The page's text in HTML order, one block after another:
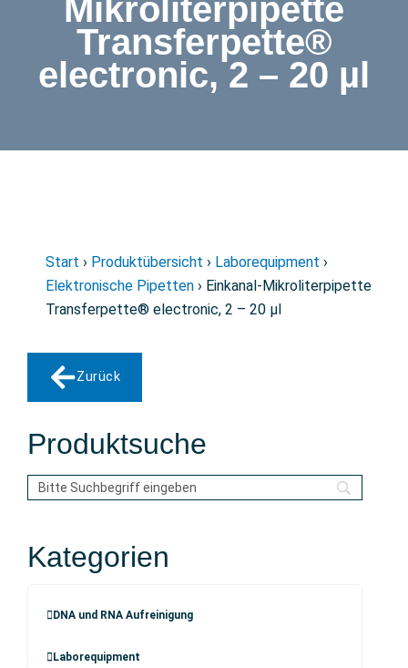
Mikroliterpipette
Transferpette®
electronic, 2 – 20 µl
Start › Produktübersicht › Laborequipment ›
Elektronische Pipetten › Einkanal-Mikroliterpipette
Transferpette® electronic, 2 – 20 µl
Zurück
Produktsuche
Kategorien
DNA und RNA Aufreinigung
Laborequipment